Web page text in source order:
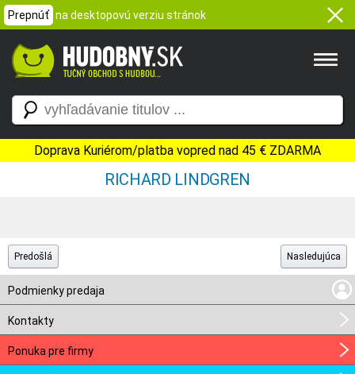
Prepnúť na desktopovú verziu stránok
Doprava Kuriérom/platba vopred nad 45 € ZDARMA
RICHARD LINDGREN
Predošlá Nasledujúca
Podmienky predaja
Kontakty
Ponuka pre firmy